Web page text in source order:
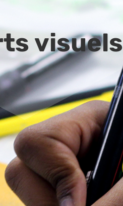
visuels